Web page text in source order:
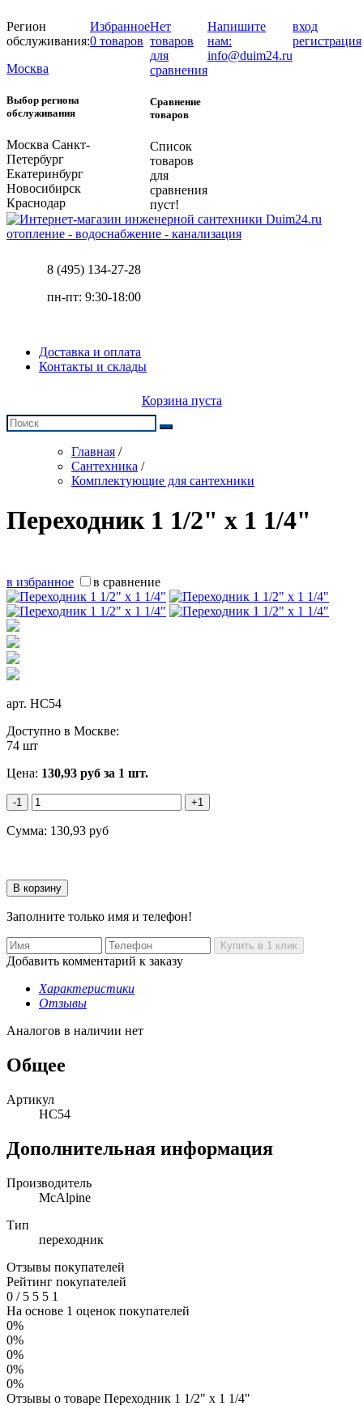
Регион
обслуживания:
Москва
Выбор региона
обслуживания
Москва Санкт-
Петербург
Екатеринбург
Новосибирск
Краснодар
Избранное
0 товаров
Нет
товаров
для
сравнения
Сравнение
товаров
Список
товаров
для
сравнения
пуст!
Напишите
нам:
info@duim24.ru
вход
регистрация
отопление - водоснабжение - канализация
8 (495) 134-27-28
пн-пт: 9:30-18:00
Доставка и оплата
Контакты и склады
Корзина пуста
Главная /
Сантехника /
Комплектующие для сантехники
Переходник 1 1/2" х 1 1/4"
в избранное в сравнение
арт. HC54
Доступно в Москве:
74 шт
Цена: 130,93 руб за 1 шт.
-1 +1
Сумма: 130,93 руб
Заполните только имя и телефон!
Добавить комментарий к заказу
Характеристики
Отзывы
Аналогов в наличии нет
Общее
Артикул
HC54
Дополнительная информация
Производитель
McAlpine
Тип
переходник
Отзывы покупателей
Рейтинг покупателей
0 /5 5 5 1
На основе 1 оценок покупателей
0%
0%
0%
0%
0%
Отзывы о товаре Переходник 1 1/2" х 1 1/4"